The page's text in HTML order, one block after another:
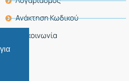
Ανάκτηση Κωδικού
Επικοινωνία